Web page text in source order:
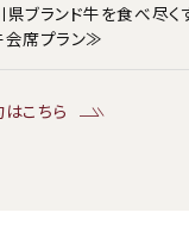
県ブランド牛を食べ尽
会席プラン≫
こちら